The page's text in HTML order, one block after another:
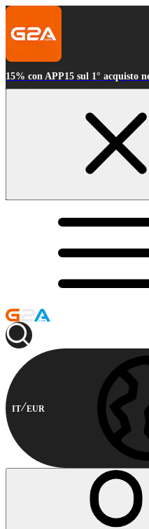
15% con APP15 sul 1° acquisto
IT EUR